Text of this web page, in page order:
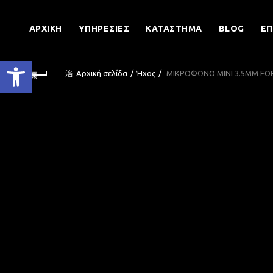
Ανοίξτε τη γραμμή εργαλείων
ΑΡΧΙΚΉ ΥΠΗΡΕΣΊΕΣ ΚΑΤΆΣΤΗΜΑ BLOG
Αρχική σελίδα Ήχος ΜΙΚΡΟΦΩΝΟ MINI 3.5MM